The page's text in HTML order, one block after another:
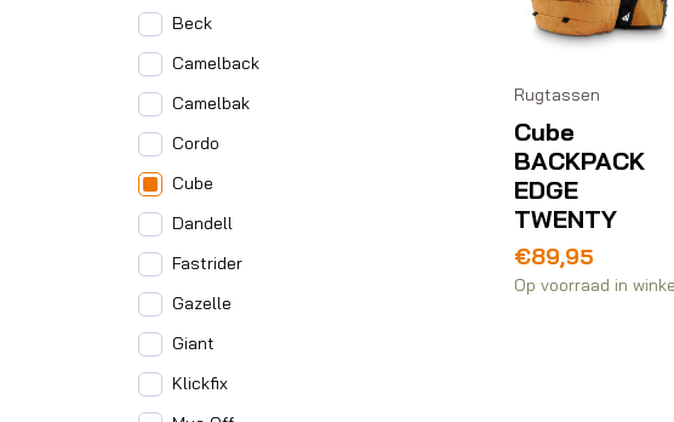
Beck
Camelback
Camelbak
Cordo
Cube
Dandell
Fastrider
Gazelle
Giant
Klickfix
Rugtassen
Cube
BACKPACK
EDGE
TWENTY
€89,95
Op voorraad in